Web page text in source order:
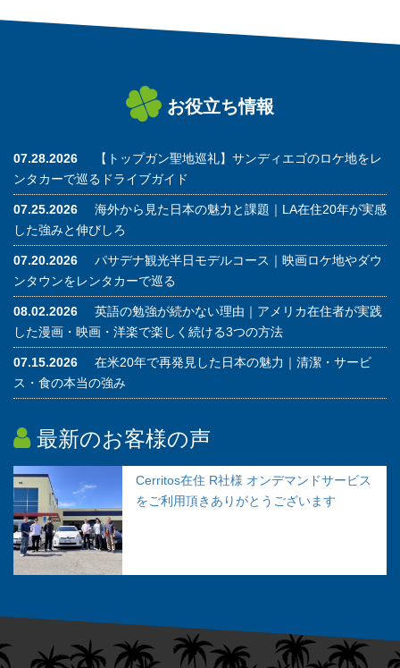
お役立ち情報
07.28.2026
【トップガン聖地巡礼】サンディエゴのロケ地をレ
ンタカーで巡るドライブガイド
07.25.2026
海外から見た日本の魅力と課題｜LA在住20年が実感
した強みと伸びしろ
07.20.2026
パサデナ観光半日モデルコース｜映画ロケ地やダウ
ンタウンをレンタカーで巡る
08.02.2026
英語の勉強が続かない理由｜アメリカ在住者が実践
した漫画・映画・洋楽で楽しく続ける3つの方法
07.15.2026
在米20年で再発見した日本の魅力｜清潔・サービ
ス・食の本当の強み
最新のお客様の声
Cerritos在住 R社様 オンデマンドサービス
をご利用頂きありがとうございます